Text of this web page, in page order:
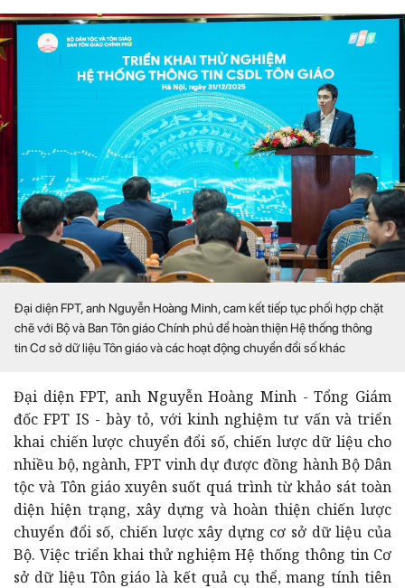
Đại diện FPT, anh Nguyễn Hoàng Minh, cam kết tiếp tục phối hợp chặt
chẽ với Bộ và Ban Tôn giáo Chính phủ để hoàn thiện Hệ thống thông
tin Cơ sở dữ liệu Tôn giáo và các hoạt động chuyển đổi số khác
Đại diện FPT, anh Nguyễn Hoàng Minh - Tổng Giám
đốc FPT IS - bày tỏ, với kinh nghiệm tư vấn và triển
khai chiến lược chuyển đổi số, chiến lược dữ liệu cho
nhiều bộ, ngành, FPT vinh dự được đồng hành Bộ Dân
tộc và Tôn giáo xuyên suốt quá trình từ khảo sát toàn
diện hiện trạng, xây dựng và hoàn thiện chiến lược
chuyển đổi số, chiến lược xây dựng cơ sở dữ liệu của
Bộ. Việc triển khai thử nghiệm Hệ thống thông tin Cơ
sở dữ liệu Tôn giáo là kết quả cụ thể, mang tính tiên